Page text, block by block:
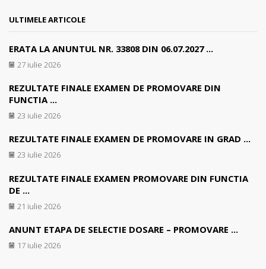
ULTIMELE ARTICOLE
ERATA LA ANUNTUL NR. 33808 DIN 06.07.2027 ...
27 iulie 2026
REZULTATE FINALE EXAMEN DE PROMOVARE DIN
FUNCTIA ...
23 iulie 2026
REZULTATE FINALE EXAMEN DE PROMOVARE IN GRAD ...
23 iulie 2026
REZULTATE FINALE EXAMEN PROMOVARE DIN FUNCTIA
DE ...
21 iulie 2026
ANUNT ETAPA DE SELECTIE DOSARE – PROMOVARE ...
17 iulie 2026